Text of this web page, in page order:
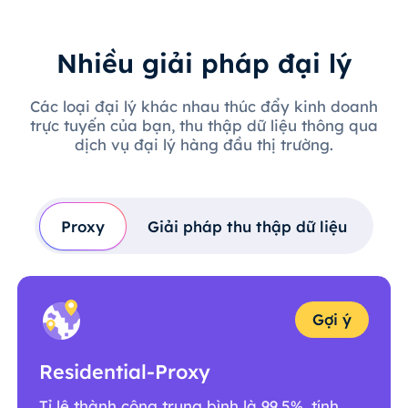
Nhiều giải pháp đại lý
Các loại đại lý khác nhau thúc đẩy kinh doanh
trực tuyến của bạn, thu thập dữ liệu thông qua
dịch vụ đại lý hàng đầu thị trường.
Proxy Giải pháp thu thập dữ liệu
Gợi ý
Residential-Proxy